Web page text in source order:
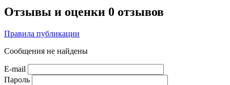
Отзывы и оценки 0 отзывов
Правила публикации
Сообщения не найдены
E-mail
Пароль